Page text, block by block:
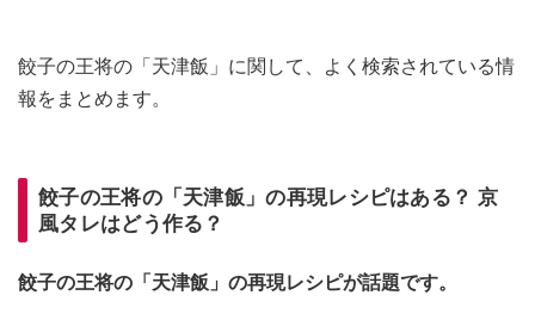
餃子の王将の「天津飯」に関して、よく検索されている情
報をまとめます。
餃子の王将の「天津飯」の再現レシピはある？ 京
風タレはどう作る？
餃子の王将の「天津飯」の再現レシピが話題です。